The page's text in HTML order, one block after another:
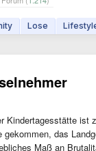
Lose
Kindertagesstätte ist
das
Maß an